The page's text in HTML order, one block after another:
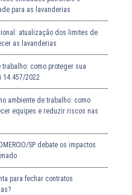
para as lavanderias
atualização dos limites de
as lavanderias
como proteger sua
14.457/2022
ambiente de trabalho: como
equipes e reduzir riscos nas
SP debate os impactos
para fechar contratos